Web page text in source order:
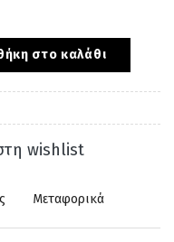
στο καλάθι
wishlist
Μεταφορικά